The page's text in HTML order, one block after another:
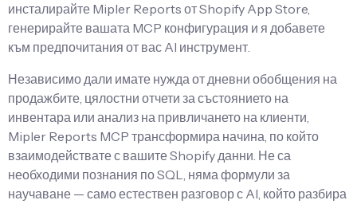
инсталирайте Mipler Reports от Shopify App Store,
генерирайте вашата MCP конфигурация и я добавете
към предпочитания от вас AI инструмент.
Независимо дали имате нужда от дневни обобщения на
продажбите, цялостни отчети за състоянието на
инвентара или анализ на привличането на клиенти,
Mipler Reports MCP трансформира начина, по който
взаимодействате с вашите Shopify данни. Не са
необходими познания по SQL, няма формули за
научаване — само естествен разговор с AI, който разбира